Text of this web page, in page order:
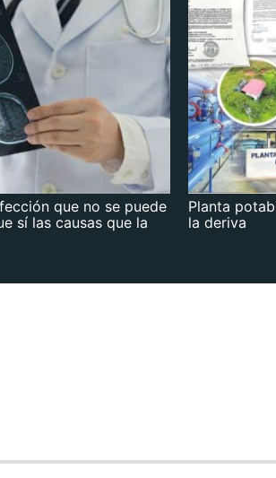
que no se puede
sí las causas que la
Planta
la deriva